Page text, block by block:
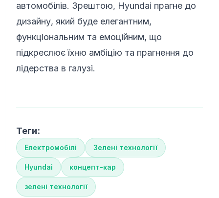
автомобілів. Зрештою, Hyundai прагне до
дизайну, який буде елегантним,
функціональним та емоційним, що
підкреслює їхню амбіцію та прагнення до
лідерства в галузі.
Теги:
Електромобілі Зелені технології
Hyundai концепт-кар
зелені технології